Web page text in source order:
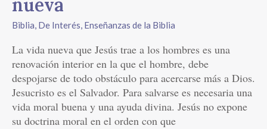
nueva
Biblia, De Interés, Enseñanzas de la Biblia
La vida nueva que Jesús trae a los hombres es una
renovación interior en la que el hombre, debe
despojarse de todo obstáculo para acercarse más a Dios.
Jesucristo es el Salvador. Para salvarse es necesaria una
vida moral buena y una ayuda divina. Jesús no expone
su doctrina moral en el orden con que